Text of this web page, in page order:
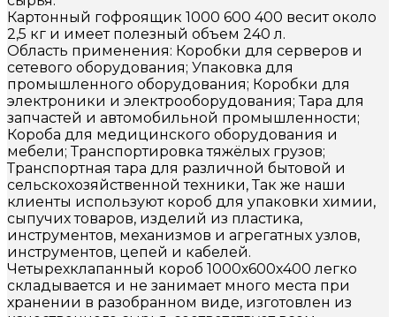
Картонный гофроящик 1000 600 400 весит около
2,5 кг и имеет полезный объем 240 л.
Область применения: Коробки для серверов и
сетевого оборудования; Упаковка для
промышленного оборудования; Коробки для
электроники и электрооборудования; Тара для
запчастей и автомобильной промышленности;
Короба для медицинского оборудования и
мебели; Транспортировка тяжёлых грузов;
Транспортная тара для различной бытовой и
сельскохозяйственной техники, Так же наши
клиенты используют короб для упаковки химии,
сыпучих товаров, изделий из пластика,
инструментов, механизмов и агрегатных узлов,
инструментов, цепей и кабелей.
Четырехклапанный короб 1000х600х400 легко
складывается и не занимает много места при
хранении в разобранном виде, изготовлен из